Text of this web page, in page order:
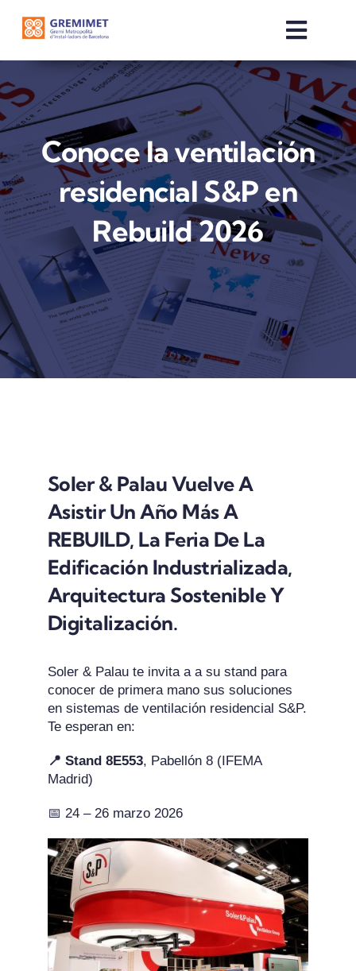
Toggle
QUI SOM
SERVEIS
COMERCIALITZADORES
NOTÍCIES
OTE
INICIA SESSIÓ
CA
Conoce la ventilación
residencial S&P en
Rebuild 2026
Soler & Palau Vuelve A
Asistir Un Año Más A
REBUILD, La Feria De La
Edificación Industrializada,
Arquitectura Sostenible Y
Digitalización.
Soler & Palau te invita a a su stand para
conocer de primera mano sus soluciones
en sistemas de ventilación residencial S&P.
Te esperan en:
📍 Stand 8E553, Pabellón 8 (IFEMA
Madrid)
📅 24 – 26 marzo 2026